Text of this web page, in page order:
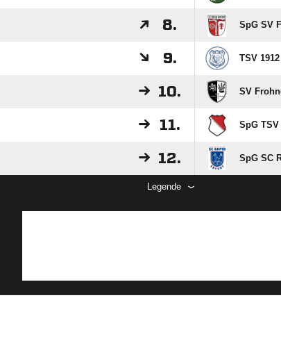
8. SpG SV
9. TSV
10. SV
11. SpG TSV
12. SpG SC
Legende